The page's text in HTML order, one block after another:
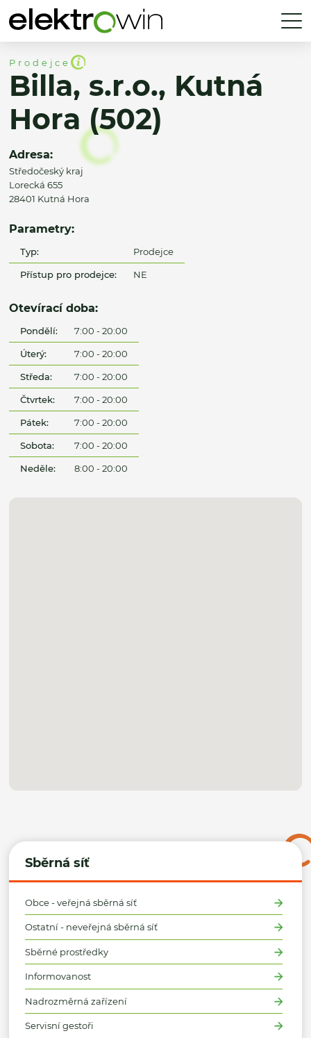
Sběrná síť
Obce - veřejná sběrná síť
Ostatní - neveřejná sběrná síť
Sběrné prostředky
Informovanost
Nadrozměrná zařízení
Servisní gestoři
Prodejce
Billa, s.r.o., Kutná
Hora (502)
Adresa:
Středočeský kraj
Lorecká 655
28401 Kutná Hora
Parametry:
Typ: Prodejce
Přístup pro prodejce: NE
Otevírací doba:
Pondělí: 7:00 - 20:00
Úterý: 7:00 - 20:00
Středa: 7:00 - 20:00
Čtvrtek: 7:00 - 20:00
Pátek: 7:00 - 20:00
Sobota: 7:00 - 20:00
Neděle: 8:00 - 20:00